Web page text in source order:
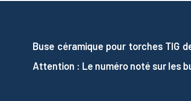
Buse céramique pour torches TIG
Attention : Le numéro noté sur les